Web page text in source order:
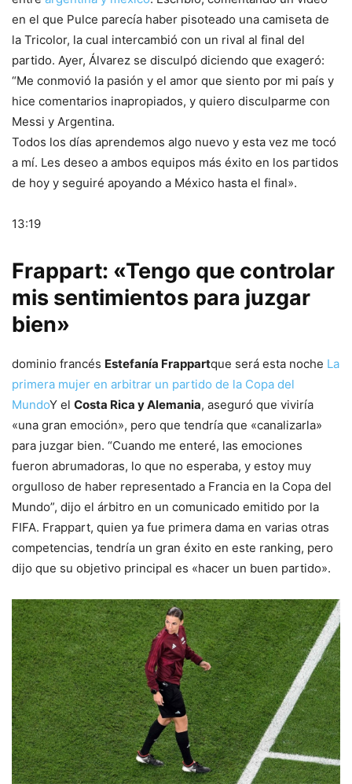
en el que Pulce parecía haber pisoteado una camiseta de
la Tricolor, la cual intercambió con un rival al final del
partido. Ayer, Álvarez se disculpó diciendo que exageró:
“Me conmovió la pasión y el amor que siento por mi país y
hice comentarios inapropiados, y quiero disculparme con
Messi y Argentina.
Todos los días aprendemos algo nuevo y esta vez me tocó
a mí. Les deseo a ambos equipos más éxito en los partidos
de hoy y seguiré apoyando a México hasta el final».
13:19
Frappart: «Tengo que controlar
mis sentimientos para juzgar
bien»
dominio francés Estefanía Frappartque será esta noche La
primera mujer en arbitrar un partido de la Copa del
MundoY el Costa Rica y Alemania, aseguró que viviría
«una gran emoción», pero que tendría que «canalizarla»
para juzgar bien. “Cuando me enteré, las emociones
fueron abrumadoras, lo que no esperaba, y estoy muy
orgulloso de haber representado a Francia en la Copa del
Mundo”, dijo el árbitro en un comunicado emitido por la
FIFA. Frappart, quien ya fue primera dama en varias otras
competencias, tendría un gran éxito en este ranking, pero
dijo que su objetivo principal es «hacer un buen partido».